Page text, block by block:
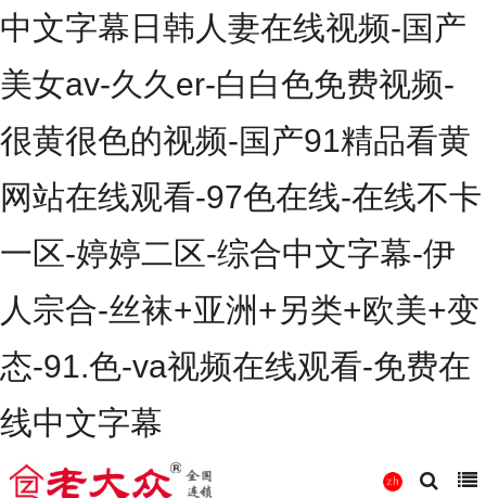
中文字幕日韩人妻在线视频-国产
美女av-久久er-白白色免费视频-
很黄很色的视频-国产91精品看黄
网站在线观看-97色在线-在线不卡
一区-婷婷二区-综合中文字幕-伊
人宗合-丝袜+亚洲+另类+欧美+变
态-91.色-va视频在线观看-免费在
线中文字幕